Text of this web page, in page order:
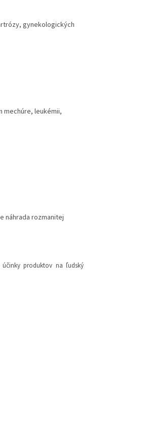
gynekologických
mechúre, leukémii,
náhrada rozmanitej
účinky produktov na ľudský